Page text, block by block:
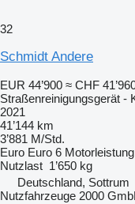
32
Schmidt Andere
EUR 44’900 ≈ CHF
Straßenreinigungsgerät -
2021
41’144 km
3’881 M/Std.
Euro Euro 6 Motorleistung
Nutzlast 1’650 kg
Deutschland, Sottrum
Nutzfahrzeuge 2000